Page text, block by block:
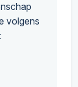
volgens